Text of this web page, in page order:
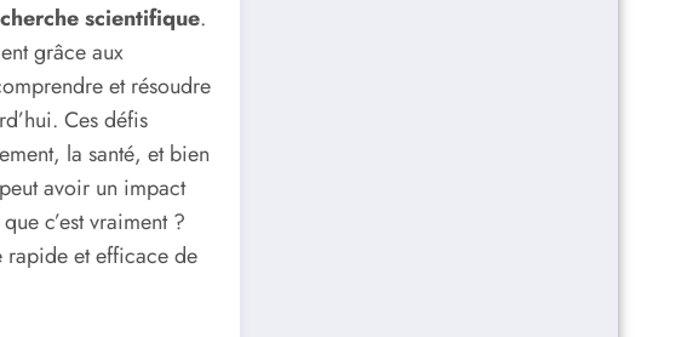
scientifique.
grâce aux
et résoudre
Ces défis
la santé, et bien
avoir un impact
c’est vraiment ?
rapide et efficace de